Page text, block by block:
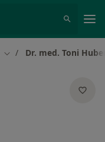
Stadt ändern
Dr. med. Toni